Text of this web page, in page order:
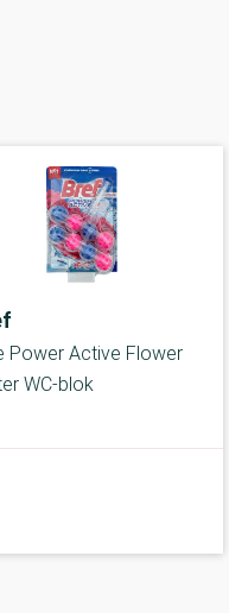
Power Active Flower
WC-blok